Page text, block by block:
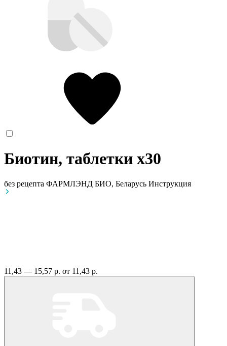
Биотин, таблетки x30
без рецепта ФАРМЛЭНД БИО, Беларусь Инструкция
11,43 — 15,57 р. от 11,43 р.